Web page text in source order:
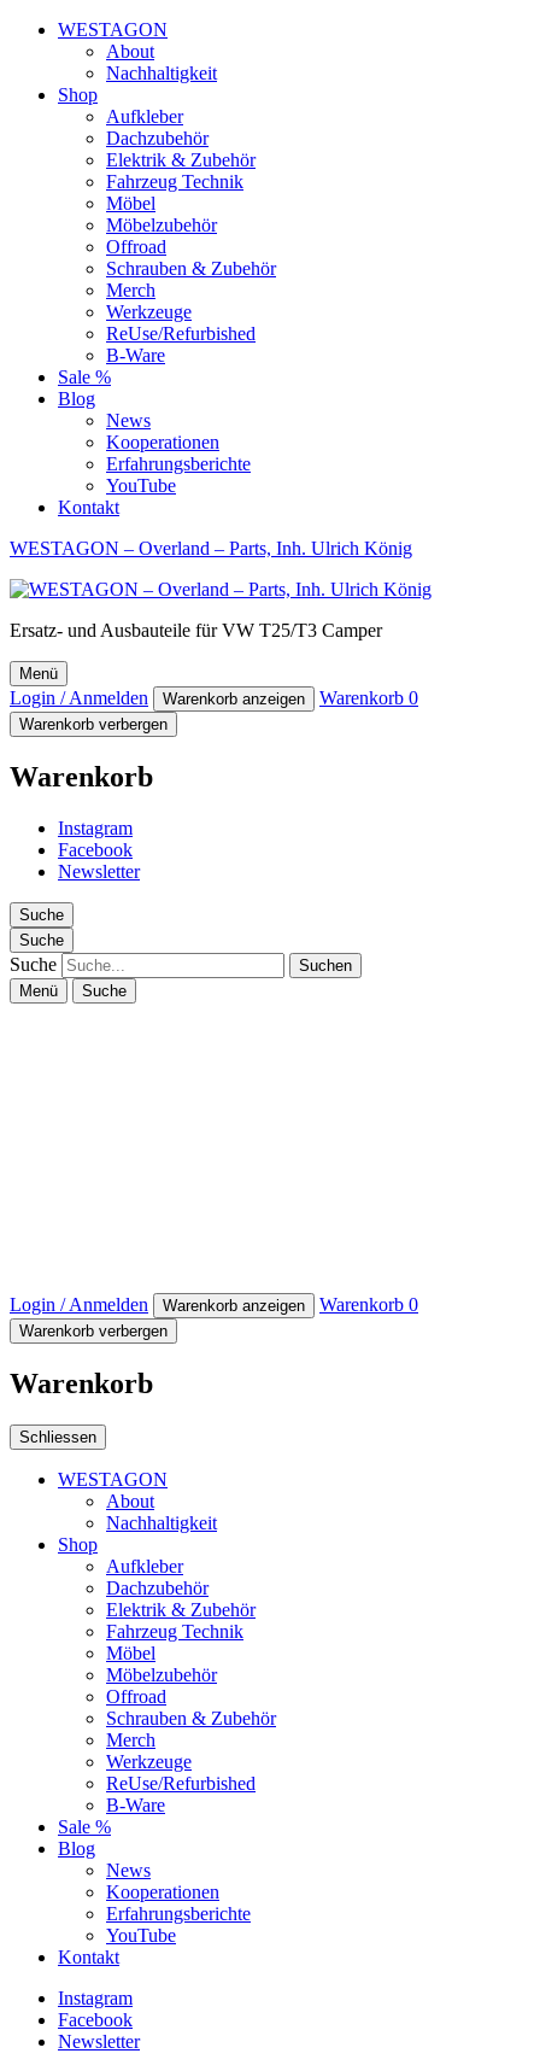
WESTAGON
About
Nachhaltigkeit
Shop
Aufkleber
Dachzubehör
Elektrik & Zubehör
Fahrzeug Technik
Möbel
Möbelzubehör
Offroad
Schrauben & Zubehör
Merch
Werkzeuge
ReUse/Refurbished
B-Ware
Sale %
Blog
News
Kooperationen
Erfahrungsberichte
YouTube
Kontakt
WESTAGON – Overland – Parts, Inh. Ulrich König
Ersatz- und Ausbauteile für VW T25/T3 Camper
Menü
Login / Anmelden Warenkorb anzeigen Warenkorb 0
Warenkorb verbergen
Warenkorb
Instagram
Facebook
Newsletter
Suche
Suche
Suche
Menü Suche
Login / Anmelden Warenkorb anzeigen Warenkorb 0
Warenkorb verbergen
Warenkorb
Schliessen
WESTAGON
About
Nachhaltigkeit
Shop
Aufkleber
Dachzubehör
Elektrik & Zubehör
Fahrzeug Technik
Möbel
Möbelzubehör
Offroad
Schrauben & Zubehör
Merch
Werkzeuge
ReUse/Refurbished
B-Ware
Sale %
Blog
News
Kooperationen
Erfahrungsberichte
YouTube
Kontakt
Instagram
Facebook
Newsletter